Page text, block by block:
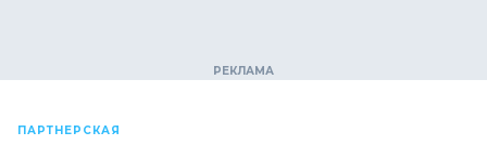
ПАРТНЕРСКАЯ